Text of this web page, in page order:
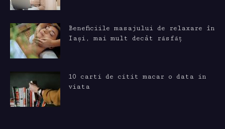
Beneficiile masajului de relaxare în
Iași, mai mult decât răsfăț
10 carti de citit macar o data in
viata